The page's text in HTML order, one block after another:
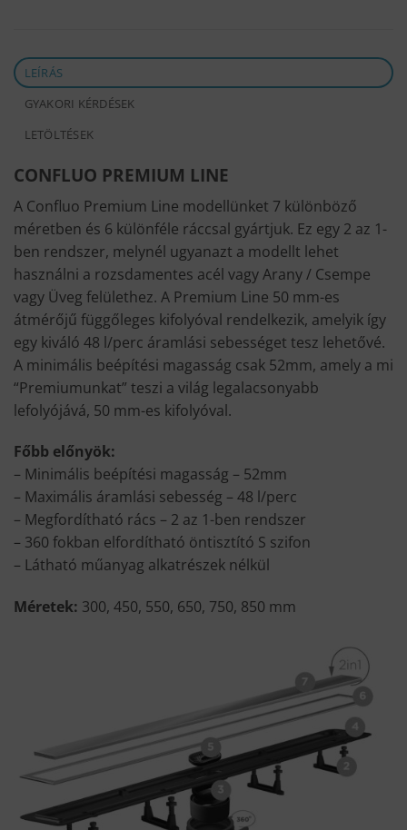
LEÍRÁS
GYAKORI KÉRDÉSEK
LETÖLTÉSEK
CONFLUO PREMIUM LINE
A Confluo Premium Line modellünket 7 különböző
méretben és 6 különféle ráccsal gyártjuk. Ez egy 2 az 1-
ben rendszer, melynél ugyanazt a modellt lehet
használni a rozsdamentes acél vagy Arany / Csempe
vagy Üveg felülethez. A Premium Line 50 mm-es
átmérőjű függőleges kifolyóval rendelkezik, amelyik így
egy kiváló 48 l/perc áramlási sebességet tesz lehetővé.
A minimális beépítési magasság csak 52mm, amely a mi
“Premiumunkat” teszi a világ legalacsonyabb
lefolyójává, 50 mm-es kifolyóval.
Főbb előnyök:
– Minimális beépítési magasság – 52mm
– Maximális áramlási sebesség – 48 l/perc
– Megfordítható rács – 2 az 1-ben rendszer
– 360 fokban elfordítható öntisztító S szifon
– Látható műanyag alkatrészek nélkül
Méretek: 300, 450, 550, 650, 750, 850 mm